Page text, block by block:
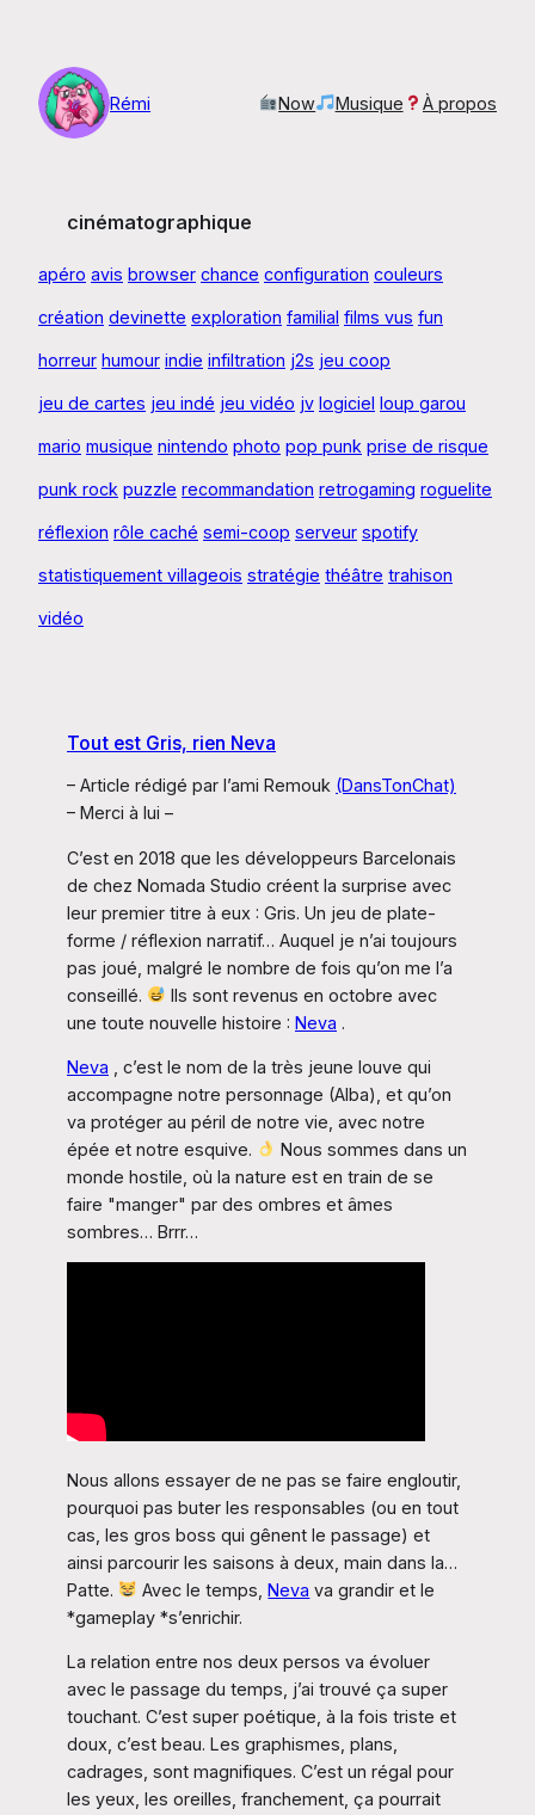
contenu
Rémi
Now Musique À propos
cinématographique
apéro avis browser chance configuration couleurs
création devinette exploration familial films vus fun
horreur humour indie infiltration j2s jeu coop
jeu de cartes jeu indé jeu vidéo jv logiciel loup garou
mario musique nintendo photo pop punk prise de risque
punk rock puzzle recommandation retrogaming roguelite
réflexion rôle caché semi-coop serveur spotify
statistiquement villageois stratégie théâtre trahison
vidéo
Tout est Gris, rien Neva
– Article rédigé par l’ami Remouk (DansTonChat)
– Merci à lui –
C’est en 2018 que les développeurs Barcelonais
de chez Nomada Studio créent la surprise avec
leur premier titre à eux : Gris. Un jeu de plate-
forme / réflexion narratif… Auquel je n’ai toujours
pas joué, malgré le nombre de fois qu’on me l’a
conseillé.
Ils sont revenus en octobre avec
une toute nouvelle histoire : Neva .
Neva , c’est le nom de la très jeune louve qui
accompagne notre personnage (Alba), et qu’on
va protéger au péril de notre vie, avec notre
épée et notre esquive.
Nous sommes dans un
monde hostile, où la nature est en train de se
faire "manger" par des ombres et âmes
sombres… Brrr…
Nous allons essayer de ne pas se faire engloutir,
pourquoi pas buter les responsables (ou en tout
cas, les gros boss qui gênent le passage) et
ainsi parcourir les saisons à deux, main dans la…
Patte.
Avec le temps,Neva va grandir et le
*gameplay *s’enrichir.
La relation entre nos deux persos va évoluer
avec le passage du temps, j’ai trouvé ça super
touchant. C’est super poétique, à la fois triste et
doux, c’est beau. Les graphismes, plans,
cadrages, sont magnifiques. C’est un régal pour
les yeux, les oreilles, franchement, ça pourrait